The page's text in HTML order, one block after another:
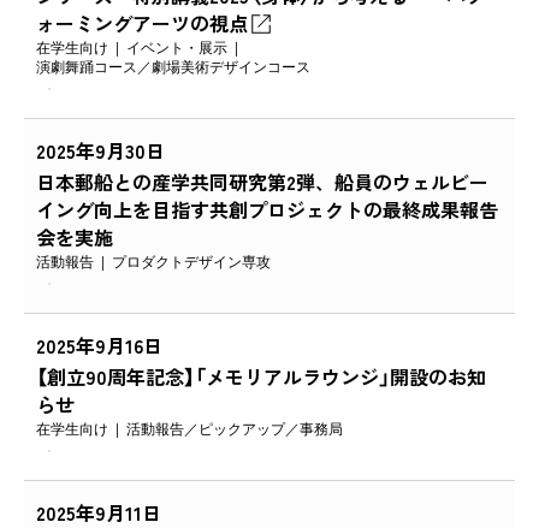
ォーミングアーツの視点
在学生向け
イベント・展示
演劇舞踊コース
劇場美術デザインコース
2025年9月30日
日本郵船との産学共同研究第2弾、船員のウェルビー
イング向上を目指す共創プロジェクトの最終成果報告
会を実施
活動報告 プロダクトデザイン専攻
2025年9月16日
【創立90周年記念】「メモリアルラウンジ」開設のお知
らせ
在学生向け 活動報告 ピックアップ 事務局
2025年9月11日